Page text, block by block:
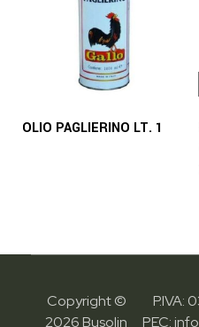
OLIO PAGLIERINO LT. 1
Copyright ©
2026 Busolin
P.IVA:
PEC: